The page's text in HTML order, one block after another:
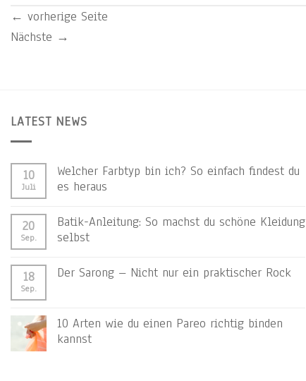
← vorherige Seite
Nächste →
LATEST NEWS
10
Juli
Welcher Farbtyp bin ich? So einfach findest du
es heraus
20
Sep.
Batik-Anleitung: So machst du schöne Kleidung
selbst
18
Sep.
Der Sarong – Nicht nur ein praktischer Rock
10 Arten wie du einen Pareo richtig binden
kannst